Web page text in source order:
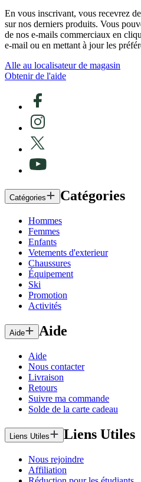
En vous inscrivant, vous recevrez
sur nos derniers produits. Vous
de nos e-mails commerciaux en
e-mail ou en mettant à jour les
Alle au localisateur de magasin
Obtenir de l'aide
Catégories Catégories
Hommes
Femmes
Enfants
Vetements d'exterieur
Chaussures
Équipement
Ski
Promotion
Activités
Aide Aide
Aide
Nous contacter
Livraison
Retours
Suivre ma commande
Solde de la carte cadeau
Liens Utiles Liens Utiles
Nous rejoindre
Affiliation